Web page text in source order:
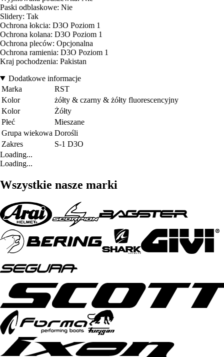
Paski odblaskowe: Nie
Slidery: Tak
Ochrona łokcia: D3O Poziom 1
Ochrona kolana: D3O Poziom 1
Ochrona pleców: Opcjonalna
Ochrona ramienia: D3O Poziom 1
Kraj pochodzenia: Pakistan
Dodatkowe informacje
Marka
RST
Kolor
żółty & czarny & żółty fluorescencyjny
Kolor
Żółty
Płeć
Mieszane
Grupa wiekowa Dorośli
Zakres
S-1 D3O
Loading...
Loading...
Wszystkie nasze marki